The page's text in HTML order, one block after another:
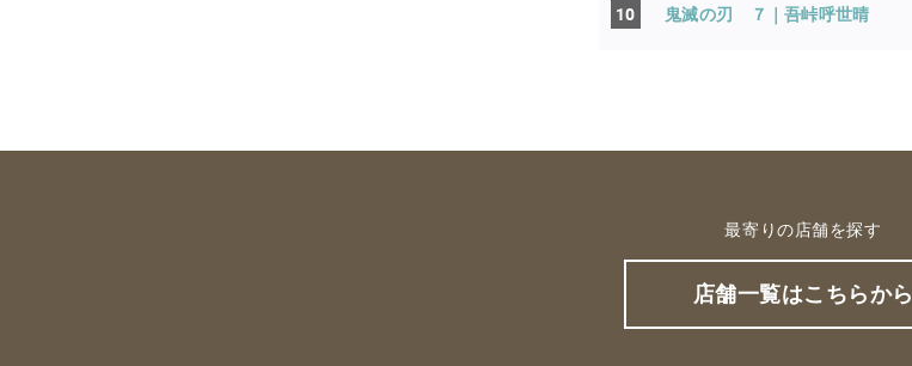
10 鬼滅の刃 ７｜吾峠呼世晴
最寄りの店舗を探す
店舗一覧はこちらから